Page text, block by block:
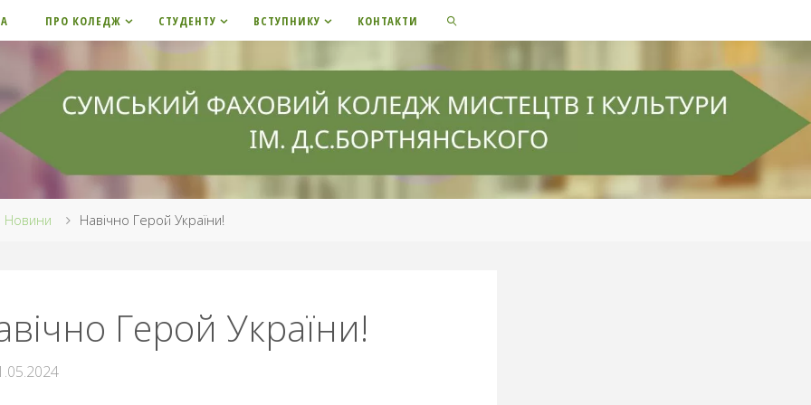
ПРО КОЛЕДЖ СТУДЕНТУ ВСТУПНИКУ КОНТАКТИ
Новини Навічно Герой України!
Герой України!